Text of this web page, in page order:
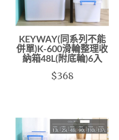
KEYWAY(同系列不能
併單)K-600滑輪整理收
納箱48L(附底輪)6入
$368